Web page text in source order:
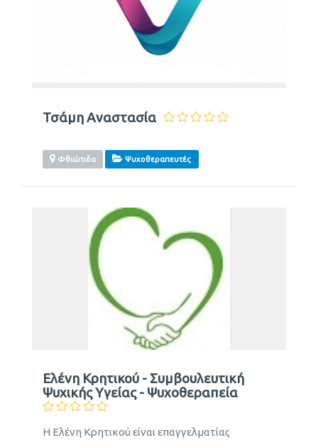
Τσάμη Αναστασία
Φθιώτιδα Ψυχοθεραπευτές
Ελένη Κρητικού - Συμβουλευτική
Ψυχικής Υγείας - Ψυχοθεραπεία
Η Ελένη Κρητικού είναι επαγγελματίας